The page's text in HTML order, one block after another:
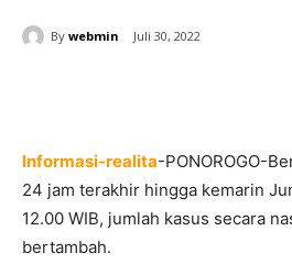
By webmin Juli 30, 2022
Informasi-realita-PONOROGO-
24 jam terakhir hingga kemarin
12.00 WIB, jumlah kasus secara
bertambah.